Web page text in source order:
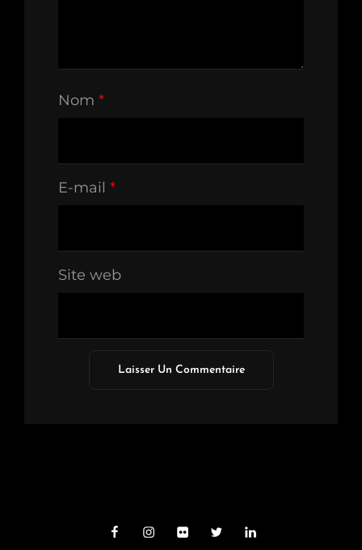
Nom *
E-mail *
Site web
FacebookInstagram
Flickr TwitterLinkedin